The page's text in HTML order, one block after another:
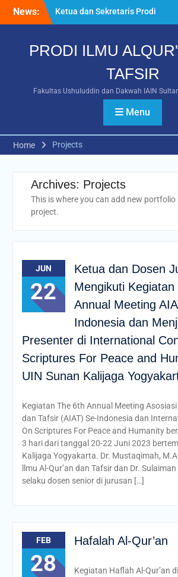
News:
Ushuluddin dan Dakwah
Tahun 2026
“Humanisme Qur’ani dan
Mahasiswa IAT IAIN Sultan
Amai Gorontalo Raih
Prestasi Gemilang pada
POROS INTIM IV 2026 di
UIN Datokarama Palu
PRODI ILMU
TAFSIR
Fakultas Ushuluddin dan Dakwah IAIN
Menu
Home Projects
Archives: Projects
This is where you can add new
project.
JUN
22
Ketua dan Dosen
Mengikuti Kegiatan
Annual Meeting
Indonesia dan
Presenter di International
Scriptures For Peace and
UIN Sunan Kalijaga
Kegiatan The 6th Annual Meeting Asosiasi
dan Tafsir (AIAT) Se-Indonesia dan
On Scriptures For Peace and Humanity
3 hari dari tanggal 20-22 Juni 2023
Kalijaga Yogyakarta. Dr. Mustaqimah,
llmu Al-Qur’an dan Tafsir dan Dr.
selaku dosen senior di jurusan […]
FEB
28
Hafalah Al-Qur’an
Kegiatan Haflah Al-Qur’an